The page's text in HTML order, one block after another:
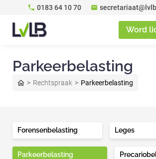
0183 64 10 70
Word
Parkeerbelasting
Rechtspraak Parkeerbelasting
Forensenbelasting Leges
Parkeerbelasting